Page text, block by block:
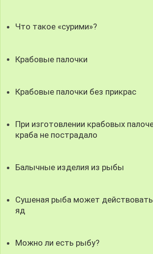
Что такое «сурими»?
Крабовые палочки
Крабовые палочки без прикрас
При изготовлении крабовых
краба не пострадало
Балычные изделия из рыбы
Сушеная рыба может действовать
яд
Можно ли есть рыбу?